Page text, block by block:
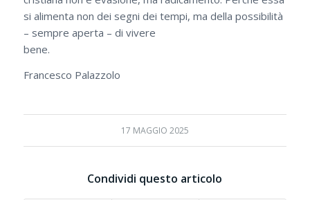
si alimenta non dei segni dei tempi, ma della possibilità
– sempre aperta – di vivere
bene.
Francesco Palazzolo
17 MAGGIO 2025
Condividi questo articolo